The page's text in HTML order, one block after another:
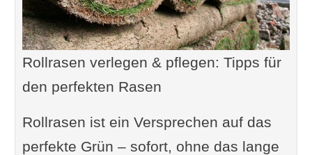
Rollrasen verlegen & pflegen: Tipps für
den perfekten Rasen
Rollrasen ist ein Versprechen auf das
perfekte Grün – sofort, ohne das lange